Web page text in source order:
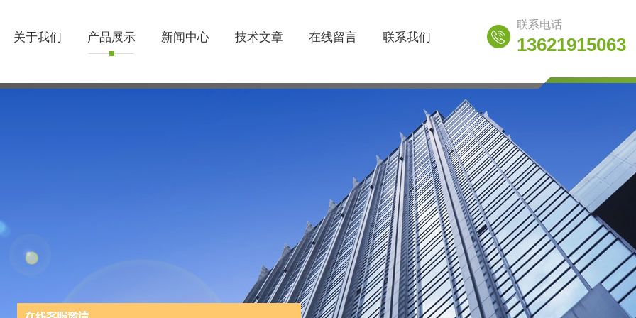
关于我们 产品展示 新闻中心 技术文章 在线留言 联系我们
联系电话
13621915063